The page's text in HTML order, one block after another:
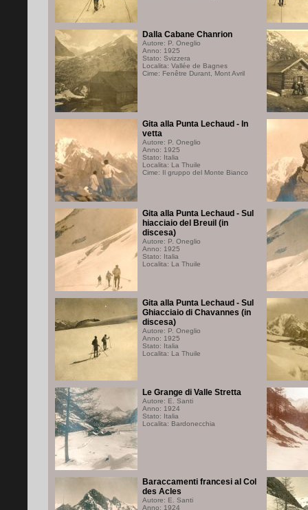
Dalla Cabane Chanrion
Autore: P. Oneglio
Anno: 1925
Stato: Svizzera
Localita: Vallée de Bagnes
Cime: Fenêtre Durant, Mont Avril
Gita alla Punta Lechaud - In
vetta
Autore: P. Oneglio
Anno: 1925
Stato: Italia
Localita: La Thuile
Cime: Il gruppo del Monte Bianco
Gita alla Punta Lechaud - Sul
hiacciaio del Breuil (in
discesa)
Autore: P. Oneglio
Anno: 1925
Stato: Italia
Localita: La Thuile
Gita alla Punta Lechaud - Sul
Ghiacciaio di Chavannes (in
discesa)
Autore: P. Oneglio
Anno: 1925
Stato: Italia
Localita: La Thuile
Le Grange di Valle Stretta
Autore: E. Santi
Anno: 1924
Stato: Italia
Localita: Bardonecchia
Baraccamenti francesi al Col
des Acles
Autore: E. Santi
Anno: 1924